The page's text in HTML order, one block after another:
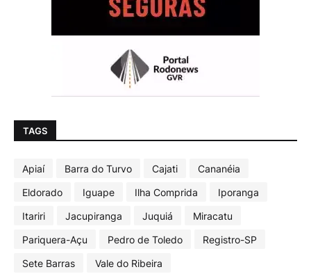
TAGS
Apiaí Barra do Turvo Cajati
Cananéia
Eldorado
Iguape Ilha Comprida
Iporanga
Itariri
Jacupiranga Juquiá
Miracatu
Pariquera-Açu
Pedro de Toledo
Registro-SP
Sete Barras
Vale do Ribeira